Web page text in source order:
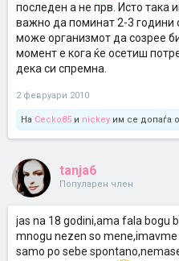
последен а не прв. Исто така
важно да поминат 2-3 години
може организмот да созрее
момент е кога ќе осетиш
дека си спремна.
2 февруари 2010
На Cecko85 и nickey им се допаѓа
tanja6
Популарен член
jas na 18 godini,ama fala bogu
mnogu nezen so
samo po sebe